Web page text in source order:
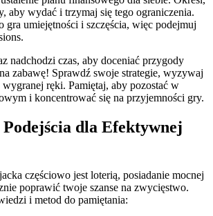
aby wydać i trzymaj się tego ograniczenia.
gra umiejętności i szczęścia, więc podejmuj
nadchodzi czas, aby doceniać przygody
zabawę! Sprawdź swoje strategie, wyzywaj
ręki. Pamiętaj, aby pozostać w
i koncentrować się na przyjemności gry.
dla Efektywnej
częściowo jest loterią, posiadanie mocnej
poprawić twoje szanse na zwycięstwo.
i metod do pamiętania: